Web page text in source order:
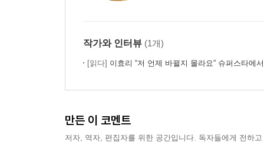
인생지사 새옹지마
5장 잊지 말아요 Do you hear me
감사한 변화
작가와 인터뷰 (1개)
[읽다] 이효리 “저 언제 바뀔지 몰라요” 슈퍼스타에
만든 이 코멘트
저자, 역자, 편집자를 위한 공간입니다. 독자들에게 전하